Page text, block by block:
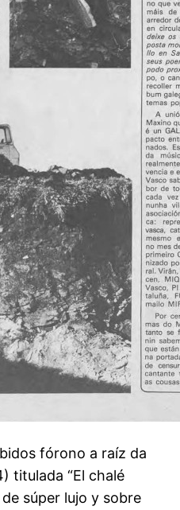
fórono a raíz da
titulada “El chalé
súper lujo y sobre